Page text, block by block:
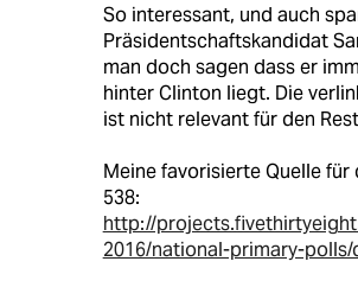
So interessant, und auch
Präsidentschaftskandidat
man doch sagen dass er
hinter Clinton liegt. Die
ist nicht relevant für den
Meine favorisierte Quelle für
538:
http://
2016/national-primary-